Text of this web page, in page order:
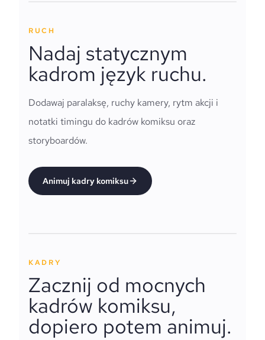
RUCH
Nadaj statycznym
kadrom język ruchu.
Dodawaj paralaksę, ruchy kamery, rytm akcji i
notatki timingu do kadrów komiksu oraz
storyboardów.
Animuj kadry komiksu
KADRY
Zacznij od mocnych
kadrów komiksu,
dopiero potem animuj.